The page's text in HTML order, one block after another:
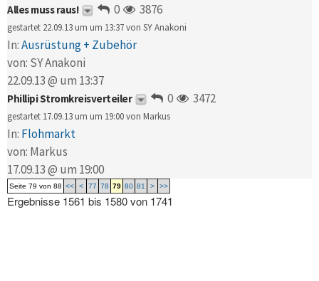
Alles muss raus! 0 3876
gestartet 22.09.13 um um 13:37 von SY Anakoni
In:Ausrüstung + Zubehör
von: SY Anakoni
22.09.13 @ um 13:37
Phillipi Stromkreisverteiler 0 3472
gestartet 17.09.13 um um 19:00 von Markus
In: Flohmarkt
von: Markus
17.09.13 @ um 19:00
Seite 79 von 88 << < 77 78 79 80 81 > >>
Ergebnisse 1561 bis 1580 von 1741